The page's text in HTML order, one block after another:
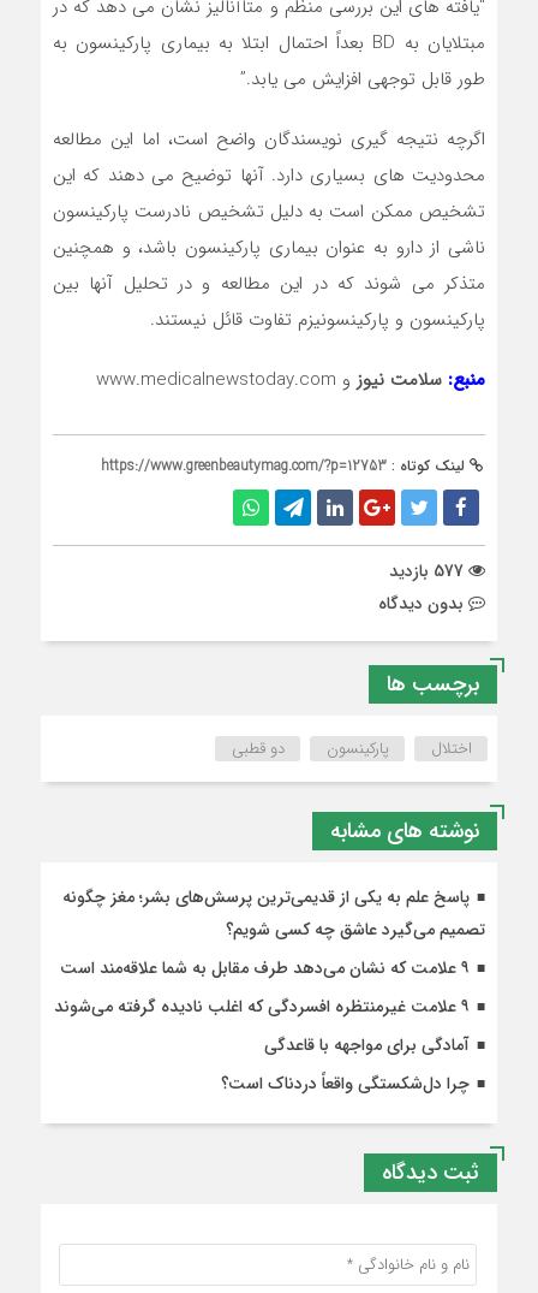
“یافته های این بررسی منظم و متاآنالیز نشان می دهد که در
مبتلایان به BD بعداً احتمال ابتلا به بیماری پارکینسون به
طور قابل توجهی افزایش می یابد.”
اگرچه نتیجه گیری نویسندگان واضح است، اما این مطالعه
محدودیت های بسیاری دارد. آنها توضیح می دهند که این
تشخیص ممکن است به دلیل تشخیص نادرست پارکینسون
ناشی از دارو به عنوان بیماری پارکینسون باشد، و همچنین
متذکر می شوند که در این مطالعه و در تحلیل آنها بین
پارکینسون و پارکینسونیزم تفاوت قائل نیستند.
منبع: سلامت نیوز و www.medicalnewstoday.com
لینک کوتاه : https://www.greenbeautymag.com/?p=12753
بدون دیدگاه
برچسب ها
اختلال پارکینسون دو قطبی
نوشته های مشابه
پاسخ علم به یکی از قدیمی‌ترین پرسش‌های بشر؛ مغز چگونه
تصمیم می‌گیرد عاشق چه کسی شویم؟
۹ علامت که نشان می‌دهد طرف مقابل به شما علاقه‌مند است
۹ علامت غیرمنتظره افسردگی که اغلب نادیده گرفته می‌شوند
آمادگی برای مواجهه با قاعدگی
چرا دل‌شکستگی واقعاً دردناک است؟
ثبت دیدگاه